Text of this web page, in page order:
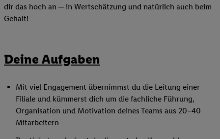
dir das hoch an ─ in Wertschätzung und natürlich auch beim
Gehalt!
Deine Aufgaben
Mit viel Engagement übernimmst du die Leitung einer
Filiale und kümmerst dich um die fachliche Führung,
Organisation und Motivation deines Teams aus 20–40
Mitarbeitern